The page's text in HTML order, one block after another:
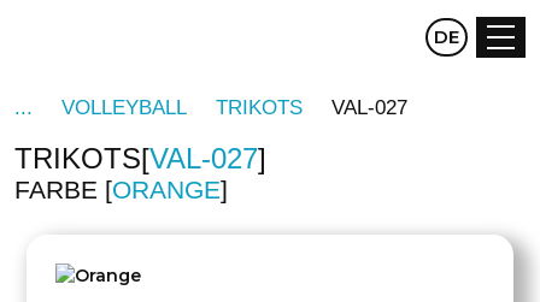
CZ EN
DE
VOLLEYBALL TRIKOTS VAL-027
TRIKOTS VAL-027
FARBE ORANGE